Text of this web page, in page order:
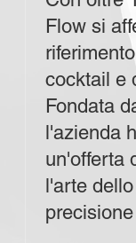
Flow si
cocktail e
Fondata
l'azienda
un'offerta
l'arte